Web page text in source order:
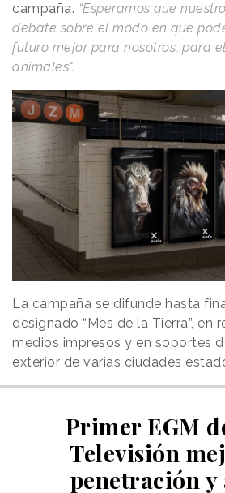
campaña. “Esperamos que
debate sobre el modo en que
futuro mejor para nosotros, para
animales".
La campaña se difunde hasta
designado “Mes de la Tierra”, en
medios impresos y en soportes
exterior de varias ciudades
Primer EGM
Televisión
penetración y